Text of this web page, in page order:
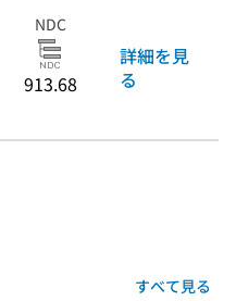
NDC
913.68
詳細を見
る
すべて見る